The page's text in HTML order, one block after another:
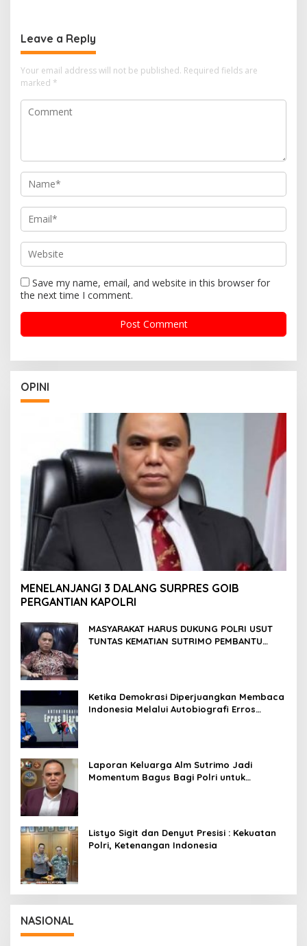
Leave a Reply
Your email address will not be published. Required fields are
marked *
Save my name, email, and website in this browser for
the next time I comment.
OPINI
MENELANJANGI 3 DALANG SURPRES GOIB
PERGANTIAN KAPOLRI
MASYARAKAT HARUS DUKUNG POLRI USUT
TUNTAS KEMATIAN SUTRIMO PEMBANTU
Ketika Demokrasi Diperjuangkan Membaca
Indonesia Melalui Autobiografi Erros
Laporan Keluarga Alm Sutrimo Jadi
Momentum Bagus Bagi Polri untuk
Listyo Sigit dan Denyut Presisi : Kekuatan
Polri, Ketenangan Indonesia
NASIONAL